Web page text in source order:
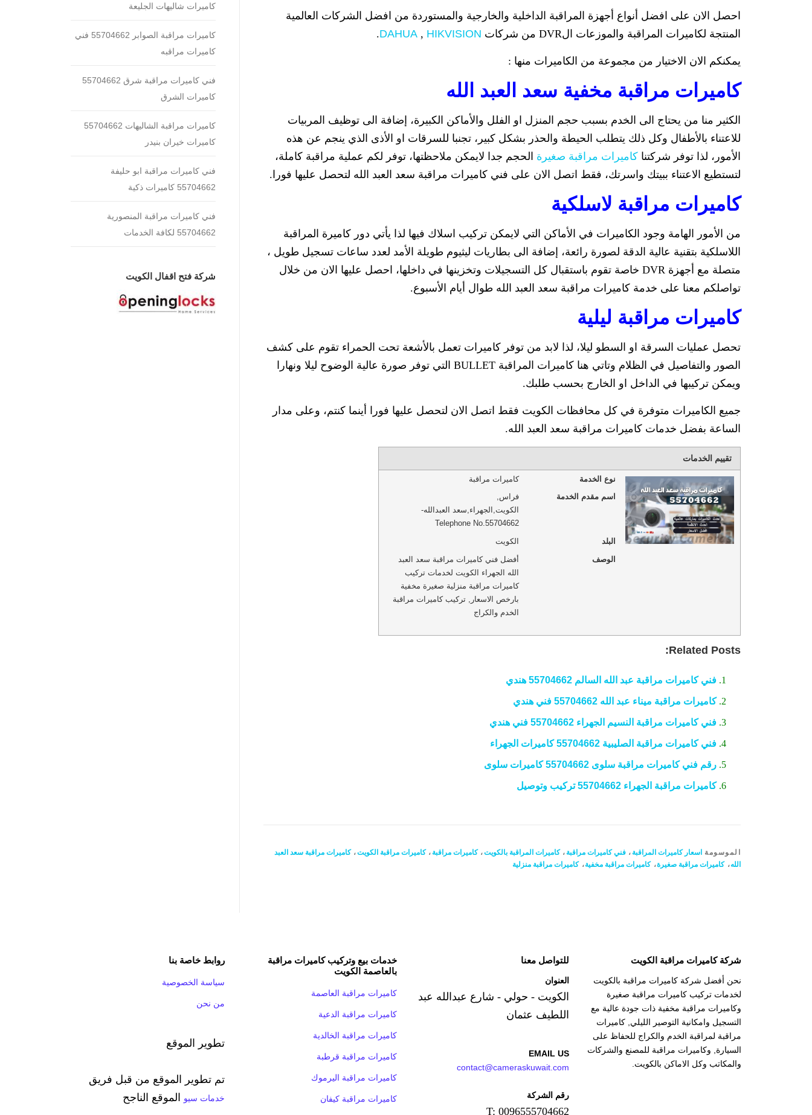
احصل الان على افضل أنواع أجهزة المراقبة الداخلية والخارجية والمستوردة من افضل الشركات العالمية
المنتجة لكاميرات المراقبة والموزعات الDVR من شركات
DAHUA , HIKVISION
.
يمكنكم الان الاختيار من مجموعة من الكاميرات منها :
كاميرات مراقبة مخفية سعد العبد الله
الكثير منا من يحتاج الى الخدم بسبب حجم المنزل او الفلل والأماكن الكبيرة، إضافة الى توظيف المربيات
للاعتناء بالأطفال وكل ذلك يتطلب الحيطة والحذر بشكل كبير، تجنبا للسرقات او الأذى الذي ينجم عن هذه
الأمور، لذا توفر شركتنا كاميرات مراقبة صغيرة الحجم جدا لايمكن ملاحظتها، توفر لكم عملية مراقبة كاملة،
لتستطيع الاعتناء ببيتك واسرتك، فقط اتصل الان على فني كاميرات مراقبة سعد العبد الله لتحصل عليها فورا.
كاميرات مراقبة لاسلكية
من الأمور الهامة وجود الكاميرات في الأماكن التي لايمكن تركيب اسلاك فيها لذا يأتي دور كاميرة المراقبة
اللاسلكية بتقنية عالية الدقة لصورة رائعة، إضافة الى بطاريات ليثيوم طويلة الأمد لعدد ساعات تسجيل طويل ،
متصلة مع أجهزة DVR خاصة تقوم باستقبال كل التسجيلات وتخزينها في داخلها، احصل عليها الان من خلال
تواصلكم معنا على خدمة كاميرات مراقبة سعد العبد الله طوال أيام الأسبوع.
كاميرات مراقبة ليلية
تحصل عمليات السرقة او السطو ليلا، لذا لابد من توفر كاميرات تعمل بالأشعة تحت الحمراء تقوم على كشف
الصور والتفاصيل في الظلام وتاتي هنا كاميرات المراقبة BULLET التي توفر صورة عالية الوضوح ليلا ونهارا
ويمكن تركيبها في الداخل او الخارج بحسب طلبك.
جميع الكاميرات متوفرة في كل محافظات الكويت فقط اتصل الان لتحصل عليها فورا أينما كنتم، وعلى مدار
الساعة بفضل خدمات كاميرات مراقبة سعد العبد الله.
تقييم الخدمات
نوع الخدمة
كاميرات مراقبة
اسم مقدم الخدمة
فراس,
الكويت, الجهراء,سعد العبدالله-
Telephone No.55704662
البلد
الكويت
الوصف
أفضل فني كاميرات مراقبة سعد العبد
الله الجهراء الكويت لخدمات تركيب
كاميرات مراقبة منزلية صغيرة مخفية
بارخص الاسعار, تركيب كاميرات مراقبة
الخدم والكراج
Related Posts:
فني كاميرات مراقبة عبد الله السالم 55704662 هندي
كاميرات مراقبة ميناء عبد الله 55704662 فني هندي
فني كاميرات مراقبة النسيم الجهراء 55704662 فني هندي
فني كاميرات مراقبة الصليبية 55704662 كاميرات الجهراء
رقم فني كاميرات مراقبة سلوى 55704662 كاميرات سلوى
كاميرات مراقبة الجهراء 55704662 تركيب وتوصيل
الموسومةاسعار كاميرات المراقبة ،فني كاميرات مراقبة ،كاميرات المراقبة بالكويت،كاميرات مراقبة ،كاميرات مراقبة الكويت،كاميرات مراقبة سعد العبد
الله،كاميرات مراقبة صغيرة،كاميرات مراقبة مخفية،كاميرات مراقبة منزلية
كاميرات شاليهات الجليعة
كاميرات مراقبة الصوابر 55704662 فني
كاميرات مراقبه
فني كاميرات مراقبة شرق 55704662
كاميرات الشرق
كاميرات مراقبة الشاليهات 55704662
كاميرات خيران بنيدر
فني كاميرات مراقبة ابو حليفة
55704662 كاميرات ذكية
فني كاميرات مراقبة المنصورية
55704662 لكافة الخدمات
شركة فتح اقفال الكويت
شركة كاميرات مراقبة الكويت
نحن أفضل شركة كاميرات مراقبة بالكويت
لخدمات تركيب كاميرات مراقبة صغيرة
وكاميرات مراقبة مخفية ذات جودة عالية مع
التسجيل وامكانية التوصير الليلي, كاميرات
مراقبة لمراقبة الخدم والكراج للحفاظ على
السيارة, وكاميرات مراقبة للمصنع والشركات
والمكاتب وكل الاماكن بالكويت.
للتواصل معنا
العنوان
الكويت - حولي - شارع عبدالله عبد
اللطيف عثمان
EMAIL US
contact@cameraskuwait.com
رقم الشركة
T: 0096555704662
خدمات بيع وتركيب كاميرات مراقبة
بالعاصمة الكويت
كاميرات مراقبة العاصمة
كاميرات مراقبة الدعية
كاميرات مراقبة الخالدية
كاميرات مراقبة قرطبة
كاميرات مراقبة اليرموك
كاميرات مراقبة كيفان
روابط خاصة بنا
سياسة الخصوصية
من نحن
تطوير الموقع
تم تطوير الموقع من قبل فريق
خدمات سيو الموقع الناجح